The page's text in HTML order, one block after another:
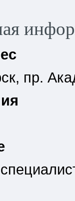
пр.